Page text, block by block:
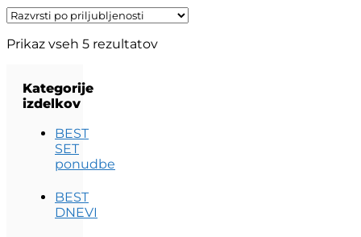
Prikaz vseh 5 rezultatovRazvrščeno
Kategorije
izdelkov
BEST
SET
ponudbe
BEST
DNEVI